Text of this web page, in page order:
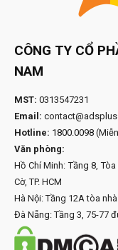
CÔNG TY CỔ
NAM
MST: 0313547231
Email:
Hotline: 1800.0098
Văn phòng:
Hồ Chí Minh: Tầng 8,
Cờ, TP. HCM
Hà Nội: Tầng 12A tòa
Đà Nẵng: Tầng 3, 75-77